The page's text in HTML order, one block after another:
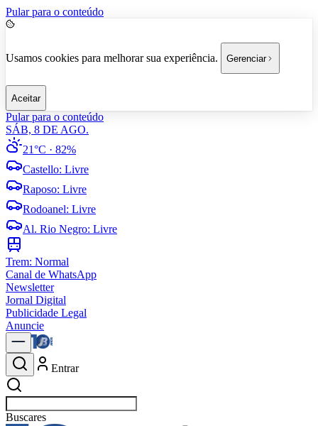
Pular para o conteúdo
Usamos cookies para melhorar sua experiência. Gerenciar
Aceitar
Pular para o conteúdo
SÁB, 8 DE AGO.
21°C · 82%
Castello: Livre
Raposo: Livre
Rodoanel: Livre
Al. Rio Negro: Livre
Trem: Normal
Canal de WhatsApp
Newsletter
Jornal Digital
Publicidade Legal
Anuncie
Entrar
Buscarpolít